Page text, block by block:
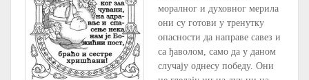
моралног и духовног мерила
они су готови у тренутку
опасности да направе савез и
са ђаволом, само да у даном
случају однесу победу. Они